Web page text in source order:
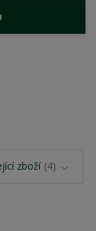
zboží 4